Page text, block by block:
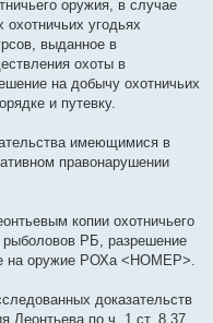
оружия, в случае
угодьях
выданное в
охоты в
на добычу охотничьих
и путевку.
имеющимися в
правонарушении
копии охотничьего
рыболовов РБ, разрешение
на оружие РОХа <НОМЕР>.
доказательств
Леонтьева по ч. 1 ст. 8.37